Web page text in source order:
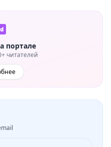
портале
читателей